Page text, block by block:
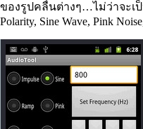
ของรูปคลื่นต่างๆ…ไม่ว่าจะเ
Polarity, Sine Wave, Pink